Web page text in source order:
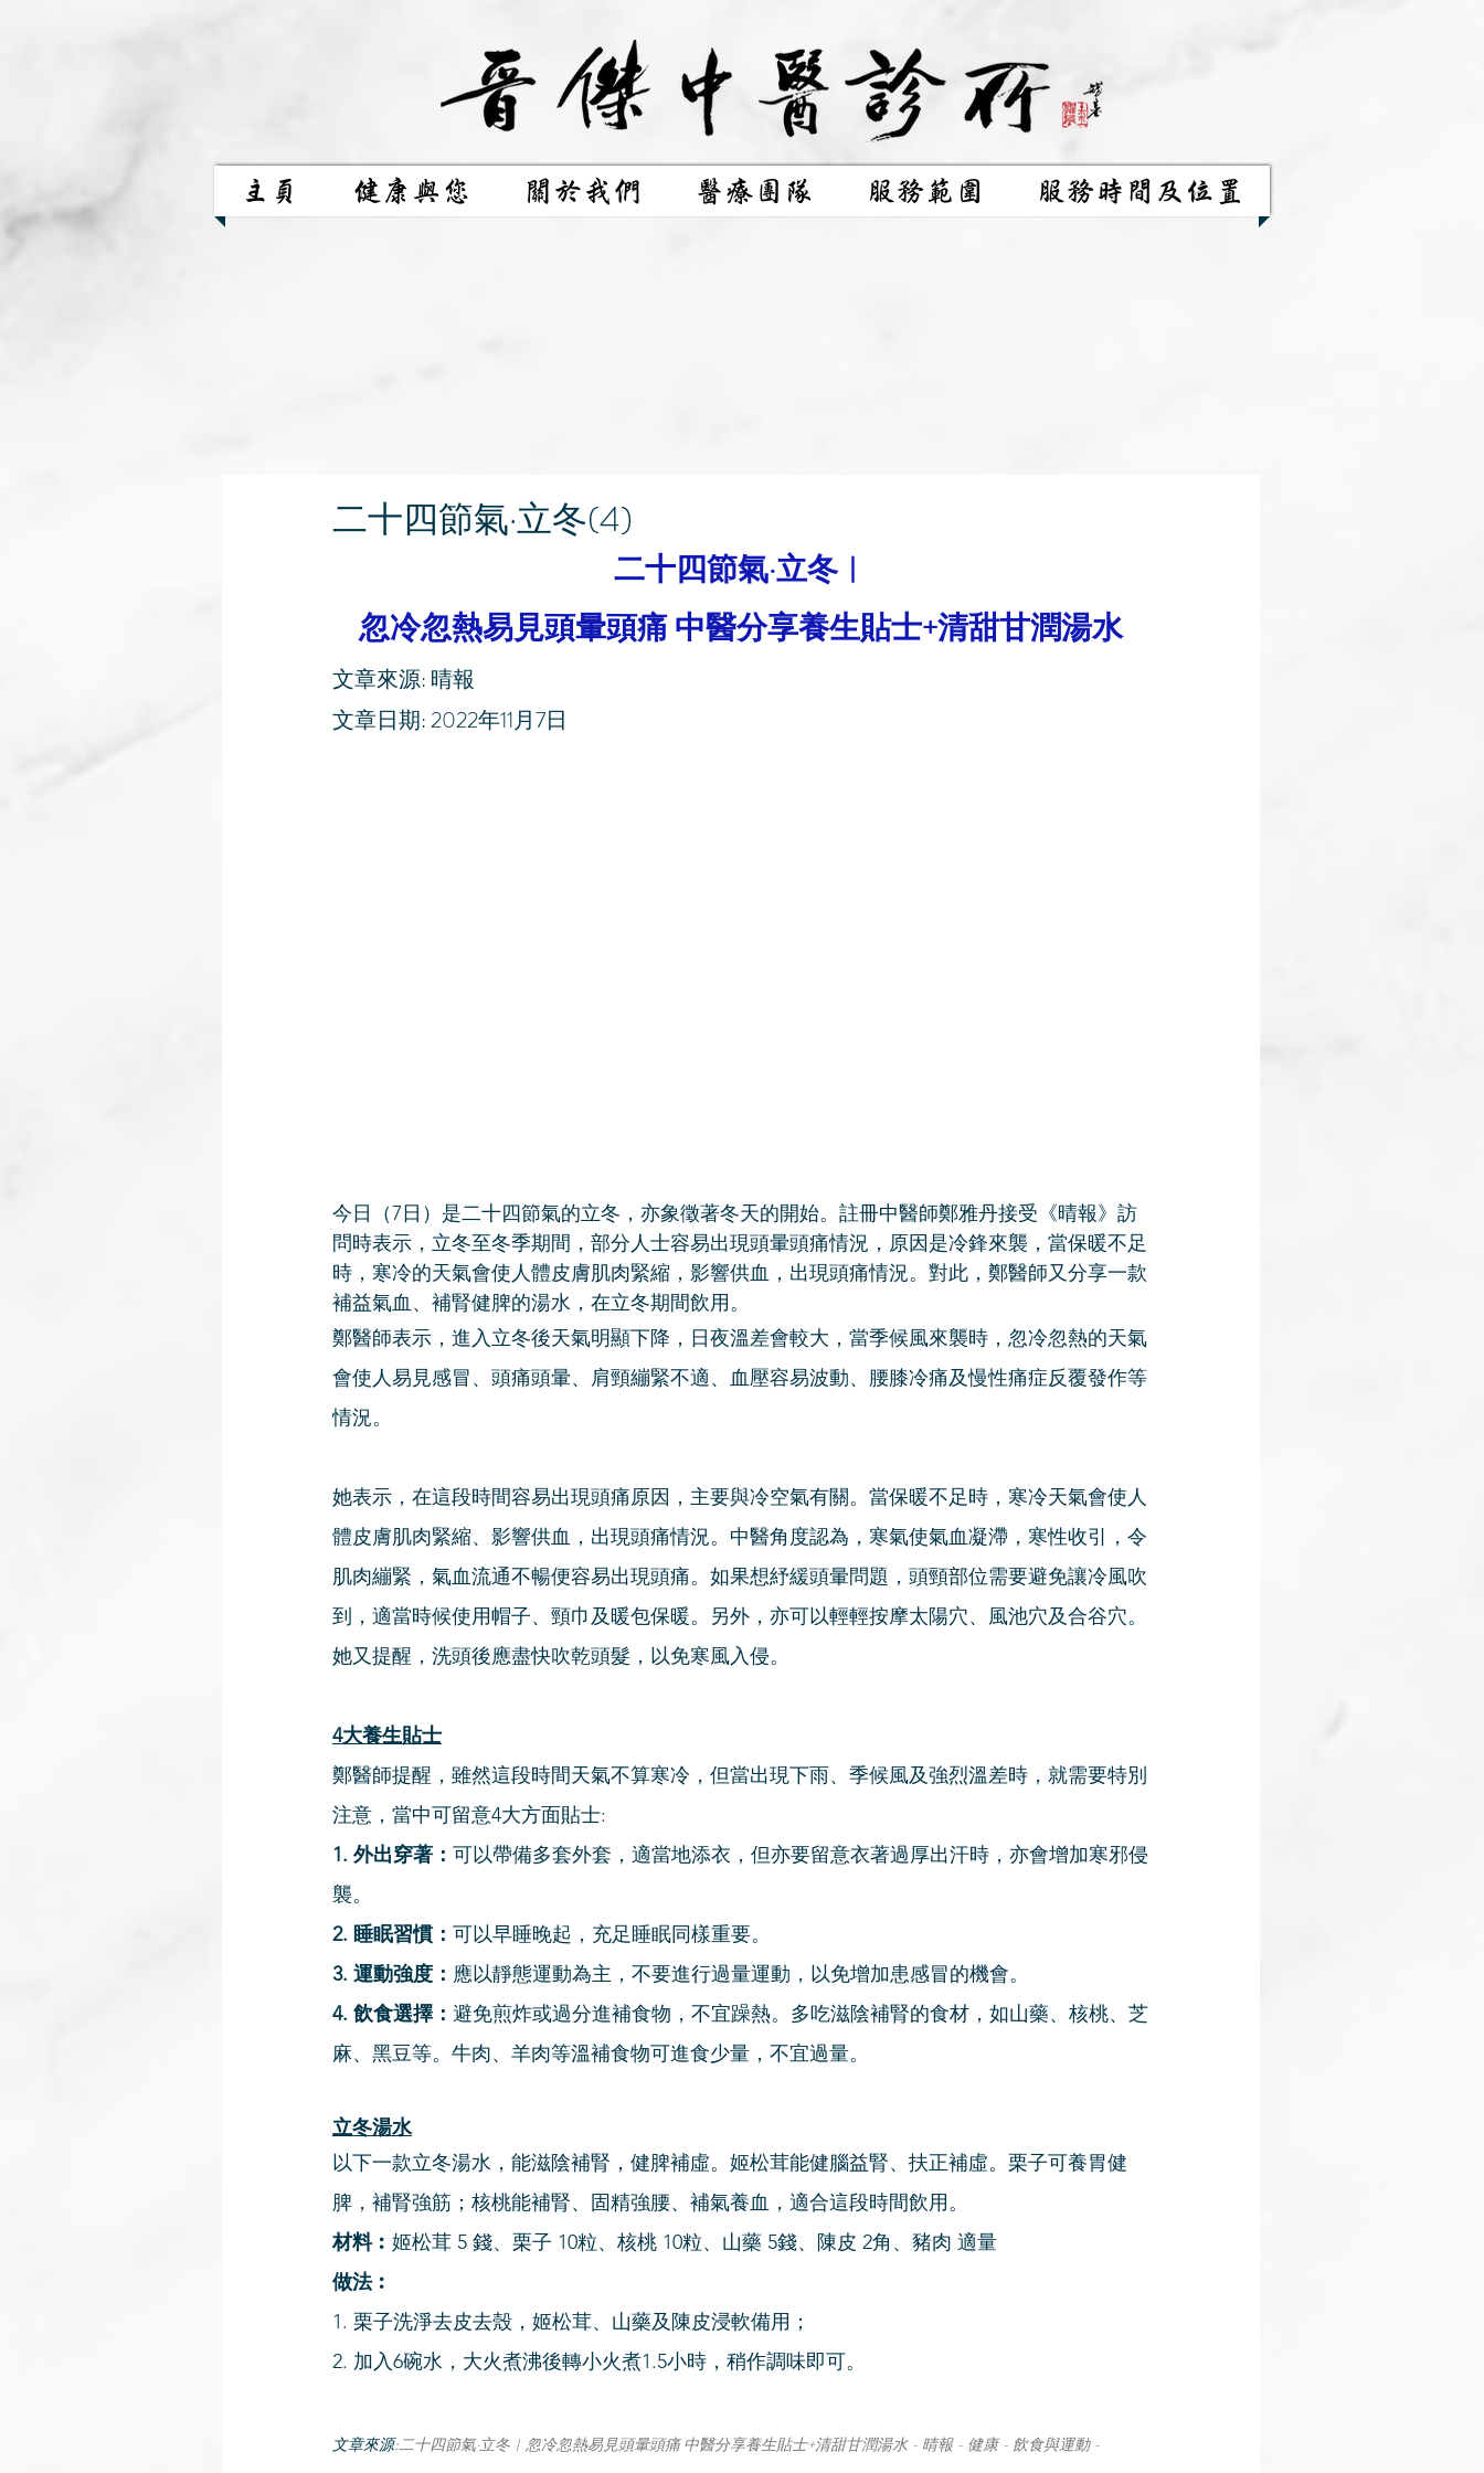
主頁 健康與您 關於我們 醫療團隊 服務範圍 服務時間及位置
二十四節氣·立冬(4)
二十四節氣·立冬︳
忽冷忽熱易見頭暈頭痛 中醫分享養生貼士+清甜甘潤湯水
文章來源: 晴報
文章日期: 2022年11月7日
今日（7日）是二十四節氣的立冬，亦象徵著冬天的開始。註冊中醫師鄭雅丹接受《晴報》訪
問時表示，立冬至冬季期間，部分人士容易出現頭暈頭痛情況，原因是冷鋒來襲，當保暖不足
時，寒冷的天氣會使人體皮膚肌肉緊縮，影響供血，出現頭痛情況。對此，鄭醫師又分享一款
補益氣血、補腎健脾的湯水，在立冬期間飲用。
鄭醫師表示，進入立冬後天氣明顯下降，日夜溫差會較大，當季候風來襲時，忽冷忽熱的天氣
會使人易見感冒、頭痛頭暈、肩頸繃緊不適、血壓容易波動、腰膝冷痛及慢性痛症反覆發作等
情況。
她表示，在這段時間容易出現頭痛原因，主要與冷空氣有關。當保暖不足時，寒冷天氣會使人
體皮膚肌肉緊縮、影響供血，出現頭痛情況。中醫角度認為，寒氣使氣血凝滯，寒性收引，令
肌肉繃緊，氣血流通不暢便容易出現頭痛。如果想紓緩頭暈問題，頭頸部位需要避免讓冷風吹
到，適當時候使用帽子、頸巾及暖包保暖。另外，亦可以輕輕按摩太陽穴、風池穴及合谷穴。
她又提醒，洗頭後應盡快吹乾頭髮，以免寒風入侵。
4大養生貼士
鄭醫師提醒，雖然這段時間天氣不算寒冷，但當出現下雨、季候風及強烈溫差時，就需要特別
注意，當中可留意4大方面貼士:
1. 外出穿著： 可以帶備多套外套，適當地添衣，但亦要留意衣著過厚出汗時，亦會增加寒邪侵
襲。
2. 睡眠習慣： 可以早睡晚起，充足睡眠同樣重要。
3. 運動強度： 應以靜態運動為主，不要進行過量運動，以免增加患感冒的機會。
4. 飲食選擇： 避免煎炸或過分進補食物，不宜躁熱。多吃滋陰補腎的食材，如山藥、核桃、芝
麻、黑豆等。牛肉、羊肉等溫補食物可進食少量，不宜過量。
立冬湯水
以下一款立冬湯水，能滋陰補腎，健脾補虛。姬松茸能健腦益腎、扶正補虛。栗子可養胃健
脾，補腎強筋；核桃能補腎、固精強腰、補氣養血，適合這段時間飲用。
材料︰ 姬松茸 5 錢、栗子 10粒、核桃 10粒、山藥 5錢、陳皮 2角、豬肉 適量
做法︰
1. 栗子洗淨去皮去殼，姬松茸、山藥及陳皮浸軟備用；
2. 加入6碗水，大火煮沸後轉小火煮1.5小時，稍作調味即可。
文章來源:二十四節氣·立冬︳忽冷忽熱易見頭暈頭痛 中醫分享養生貼士+清甜甘潤湯水 - 晴報 - 健康 - 飲食與運動 -